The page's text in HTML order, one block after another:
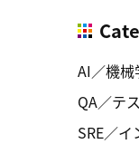
AI／機械
QA／テ
SRE／